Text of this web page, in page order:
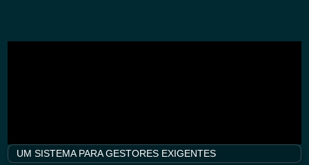
UM SISTEMA PARA GESTORES EXIGENTES